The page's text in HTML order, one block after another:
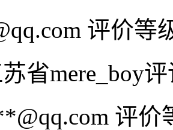
评价等
省mere_boy
评价